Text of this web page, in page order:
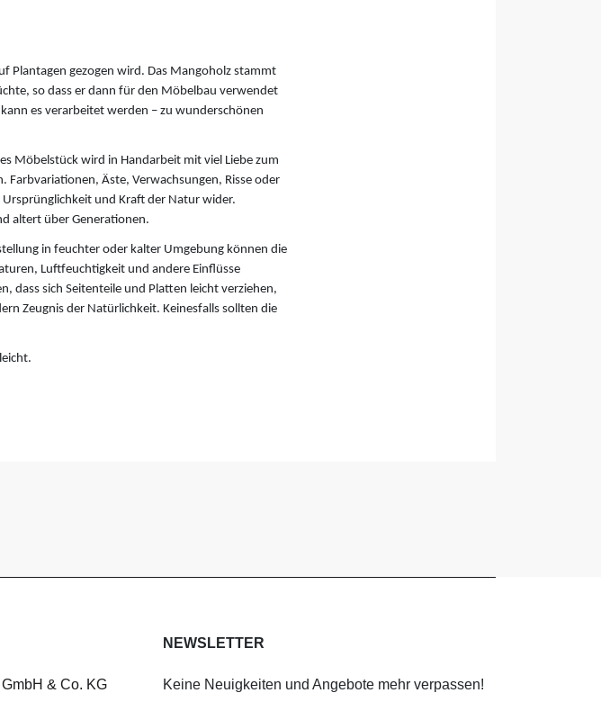
Plantagen gezogen wird. Das Mangoholz stammt
so dass er dann für den Möbelbau verwendet
es verarbeitet werden – zu wunderschönen
Möbelstück wird in Handarbeit mit viel Liebe zum
Äste, Verwachsungen, Risse oder
Ursprünglichkeit und Kraft der Natur wider.
altert über Generationen.
in feuchter oder kalter Umgebung können die
Luftfeuchtigkeit und andere Einflüsse
dass sich Seitenteile und Platten leicht verziehen,
Zeugnis der Natürlichkeit. Keinesfalls sollten die
& Co. KG
NEWSLETTER
Keine Neuigkeiten und Angebote mehr verpassen!